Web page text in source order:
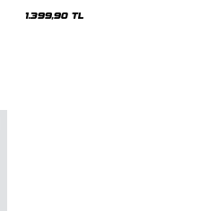
1.399,90 TL